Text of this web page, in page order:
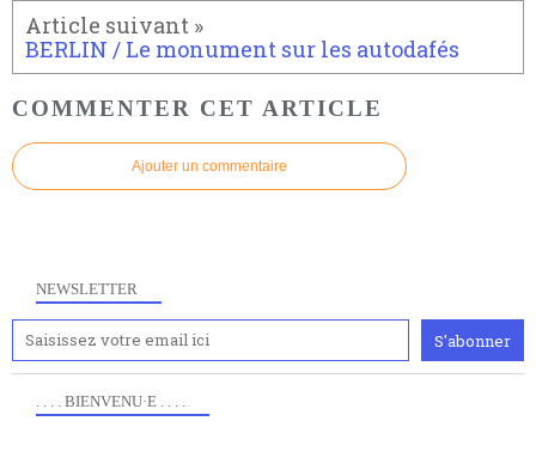
BERLIN / Le monument sur les autodafés
COMMENTER CET ARTICLE
Ajouter un commentaire
NEWSLETTER
. . . . BIENVENU·E . . . .